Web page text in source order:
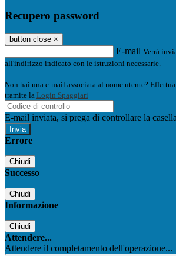
Recupero password
button close ×
E-mail Verrà
all'indirizzo indicato con le istruzioni necessarie.
Non hai una e-mail associata al nome utente?
tramite la Login Spaggiari
E-mail inviata, si prega di controllare la
Errore
Chiudi
Successo
Chiudi
Informazione
Chiudi
Attendere...
Attendere il completamento dell'operazione...